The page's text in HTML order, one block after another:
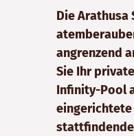
Die Arathusa
angrenzend
Sie Ihr
Infinity-Pool
eingerichtete